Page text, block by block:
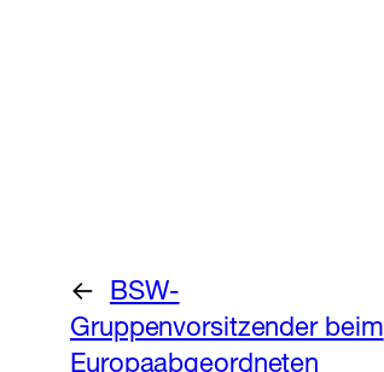
←
BSW-
Gruppenvorsitzender beim
Europaabgeordneten